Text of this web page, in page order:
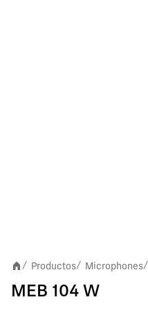
/ Productos/ Microphones/
MEB 104 W